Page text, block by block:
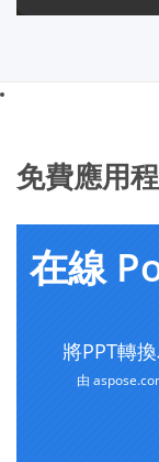
免費應用